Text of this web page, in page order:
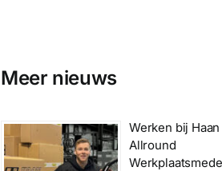
Meer nieuws
Werken bij
Allround